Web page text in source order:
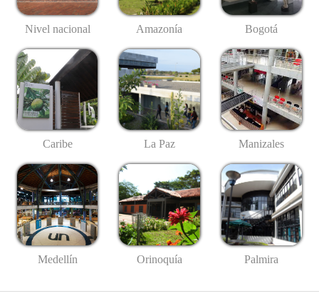
Nivel nacional Amazonía Bogotá
Caribe La Paz Manizales
Medellín Orinoquía Palmira